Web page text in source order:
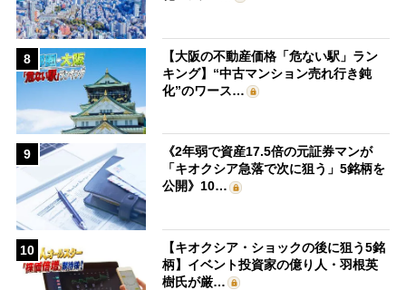
8
【大阪の不動産価格「危ない駅」ラン
キング】“中古マンション売れ行き鈍
化”のワース…
9
《2年弱で資産17.5倍の元証券マンが
「キオクシア急落で次に狙う」5銘柄を
公開》10…
10
【キオクシア・ショックの後に狙う5銘
柄】イベント投資家の億り人・羽根英
樹氏が厳…